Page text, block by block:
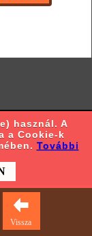
Vissza
használ. A
a Cookie-k
További